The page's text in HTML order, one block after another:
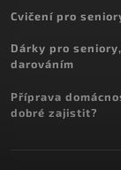
Cvičení pro
Dárky pro
darováním
Příprava
dobré zajistit?